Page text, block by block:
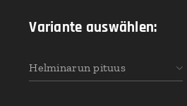
Variante auswählen:
Helminarun pituus